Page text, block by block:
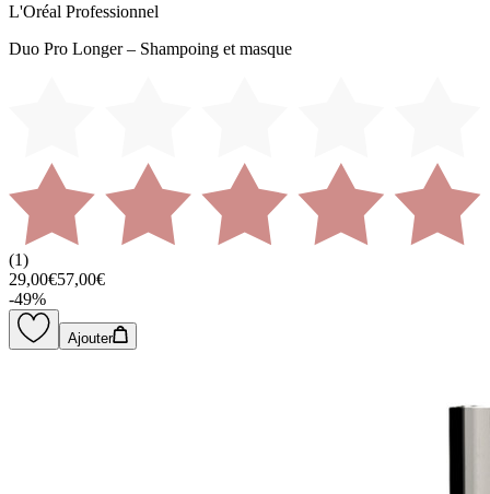
L'Oréal Professionnel
Duo Pro Longer – Shampoing et masque
(1)
29,00€57,00€
-49%
Ajouter